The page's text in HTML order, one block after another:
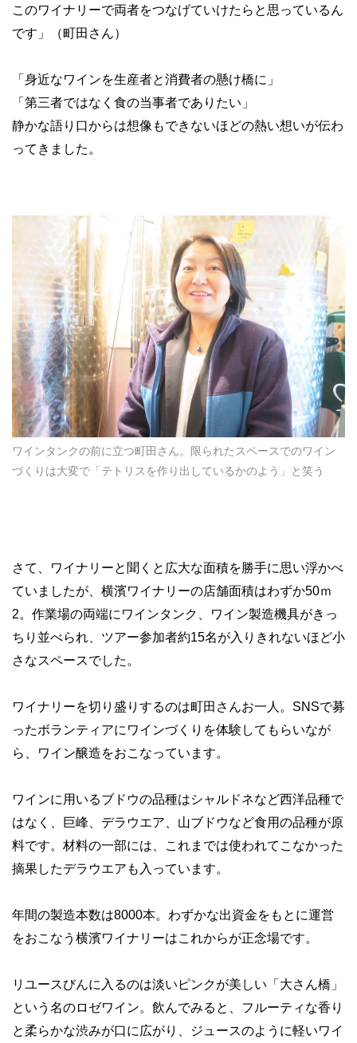
このワイナリーで両者をつなげていけたらと思っているん
です」（町田さん）
「身近なワインを生産者と消費者の懸け橋に」
「第三者ではなく食の当事者でありたい」
静かな語り口からは想像もできないほどの熱い想いが伝わ
ってきました。
ワインタンクの前に立つ町田さん。限られたスペースでのワイン
づくりは大変で「テトリスを作り出しているかのよう」と笑う
さて、ワイナリーと聞くと広大な面積を勝手に思い浮かべ
ていましたが、横濱ワイナリーの店舗面積はわずか50ｍ
2。作業場の両端にワインタンク、ワイン製造機具がきっ
ちり並べられ、ツアー参加者約15名が入りきれないほど小
さなスペースでした。
ワイナリーを切り盛りするのは町田さんお一人。SNSで募
ったボランティアにワインづくりを体験してもらいなが
ら、ワイン醸造をおこなっています。
ワインに用いるブドウの品種はシャルドネなど西洋品種で
はなく、巨峰、デラウエア、山ブドウなど食用の品種が原
料です。材料の一部には、これまでは使われてこなかった
摘果したデラウエアも入っています。
年間の製造本数は8000本。わずかな出資金をもとに運営
をおこなう横濱ワイナリーはこれからが正念場です。
リユースびんに入るのは淡いピンクが美しい「大さん橋」
という名のロゼワイン。飲んでみると、フルーティな香り
と柔らかな渋みが口に広がり、ジュースのように軽いワイ